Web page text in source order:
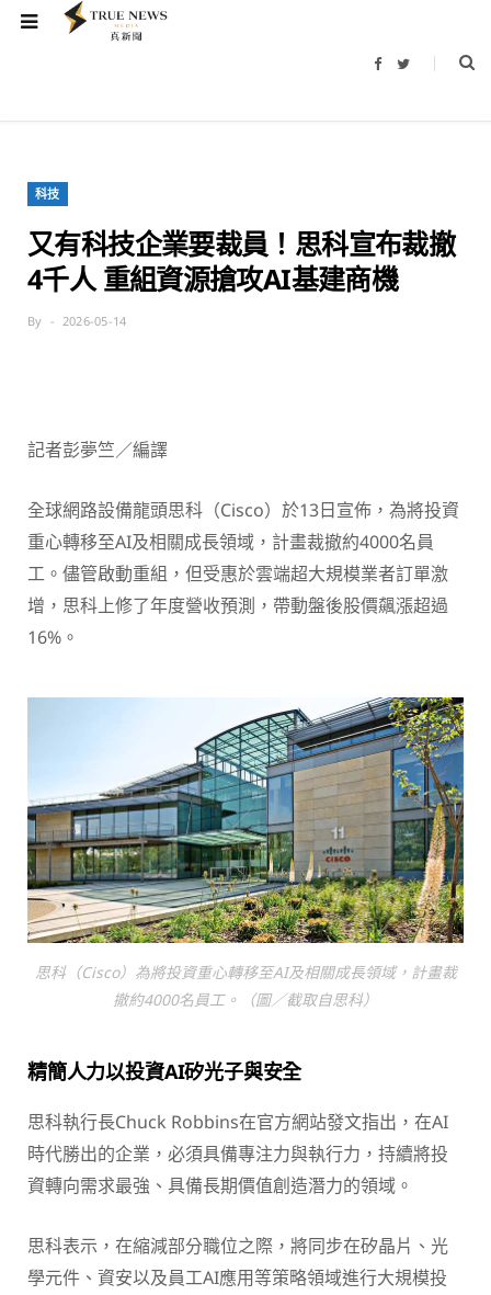
F
b
T
t
科技
又有科技企業要裁員！思科宣布裁撤
4千人 重組資源搶攻AI基建商機
By 2026-05-14
記者彭夢竺／編譯
全球網路設備龍頭思科（Cisco）於13日宣佈，為將投資
重心轉移至AI及相關成長領域，計畫裁撤約4000名員
工。儘管啟動重組，但受惠於雲端超大規模業者訂單激
增，思科上修了年度營收預測，帶動盤後股價飆漲超過
16%。
思科（Cisco）為將投資重心轉移至AI及相關成長領域，計畫裁
撤約4000名員工。（圖／截取自思科）
精簡人力以投資AI矽光子與安全
思科執行長Chuck Robbins在官方網站發文指出，在AI
時代勝出的企業，必須具備專注力與執行力，持續將投
資轉向需求最強、具備長期價值創造潛力的領域。
思科表示，在縮減部分職位之際，將同步在矽晶片、光
學元件、資安以及員工AI應用等策略領域進行大規模投